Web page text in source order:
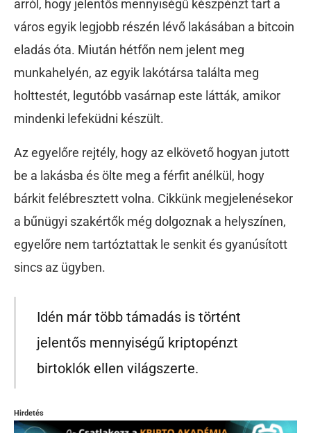
arról, hogy jelentős mennyiségű készpénzt tart a
város egyik legjobb részén lévő lakásában a bitcoin
eladás óta. Miután hétfőn nem jelent meg
munkahelyén, az egyik lakótársa találta meg
holttestét, legutóbb vasárnap este látták, amikor
mindenki lefeküdni készült.
Az egyelőre rejtély, hogy az elkövető hogyan jutott
be a lakásba és ölte meg a férfit anélkül, hogy
bárkit felébresztett volna. Cikkünk megjelenésekor
a bűnügyi szakértők még dolgoznak a helyszínen,
egyelőre nem tartóztattak le senkit és gyanúsított
sincs az ügyben.
Idén már több támadás is történt
jelentős mennyiségű kriptopénzt
birtoklók ellen világszerte.
Hirdetés